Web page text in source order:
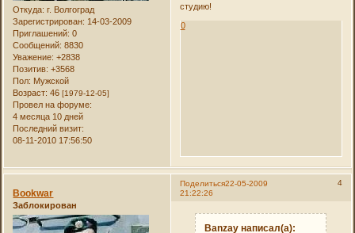
Откуда: г. Волгоград
Зарегистрирован: 14-03-2009
Приглашений: 0
Сообщений: 8830
Уважение: +2838
Позитив: +3568
Пол: Мужской
Возраст: 46[1979-12-05]
Провел на форуме:
4 месяца 10 дней
Последний визит:
08-11-2010 17:56:50
студию!
0
Поделиться 4
22-05-2009
21:22:26
Bookwar
Заблокирован
Banzay написал(а):